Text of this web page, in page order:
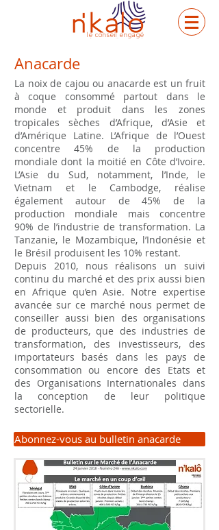
le conseil engagé
Anacarde
La noix de cajou ou anacarde est un fruit
à coque consommé partout dans le
monde et produit dans les zones
tropicales sèches d’Afrique, d’Asie et
d’Amérique Latine. L’Afrique de l’Ouest
concentre 45% de la production
mondiale dont la moitié en Côte d’Ivoire.
L’Asie du Sud, notamment, l’Inde, le
Vietnam et le Cambodge, réalise
également autour de 45% de la
production mondiale mais concentre
90% de l’industrie de transformation. La
Tanzanie, le Mozambique, l’Indonésie et
le Brésil produisent les 10% restant.
Depuis 2010, nous réalisons un suivi
continu du marché et des prix aussi bien
en Afrique qu’en Asie. Notre expertise
avancée sur ce marché nous permet de
conseiller aussi bien des organisations
de producteurs, que des industries de
transformation, des investisseurs, des
importateurs basés dans les pays de
consommation ou encore des Etats et
des Organisations Internationales dans
la conception de leur politique
sectorielle.
Abonnez-vous au bulletin anacarde